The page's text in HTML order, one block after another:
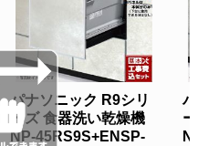
パナソニック R9シリ
ーズ 食器洗い乾燥機
NP-45RS9S+ENSP-
パ
ー